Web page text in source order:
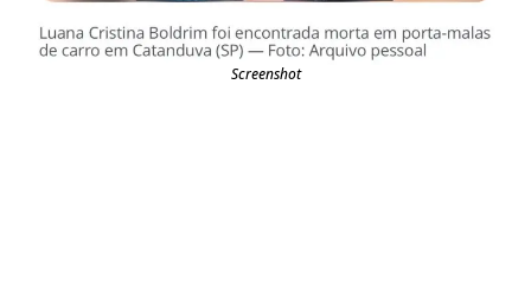
Screenshot